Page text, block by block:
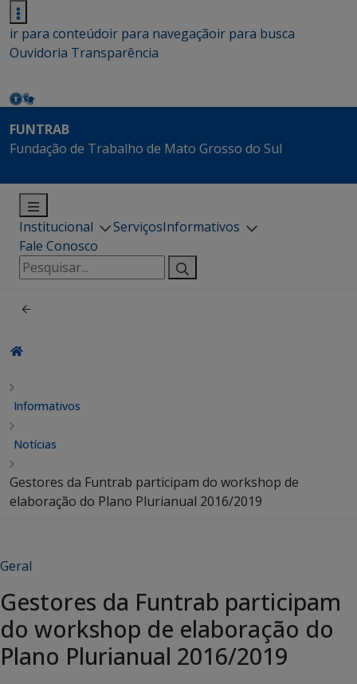
ir para conteúdoir para navegaçãoir para busca
Ouvidoria Transparência
FUNTRAB
Fundação de Trabalho de Mato Grosso do Sul
Institucional ServiçosInformativos
Fale Conosco
Pesquisar
por:
Informativos
Notícias
Gestores da Funtrab participam do workshop de
elaboração do Plano Plurianual 2016/2019
Geral
Gestores da Funtrab participam
do workshop de elaboração do
Plano Plurianual 2016/2019